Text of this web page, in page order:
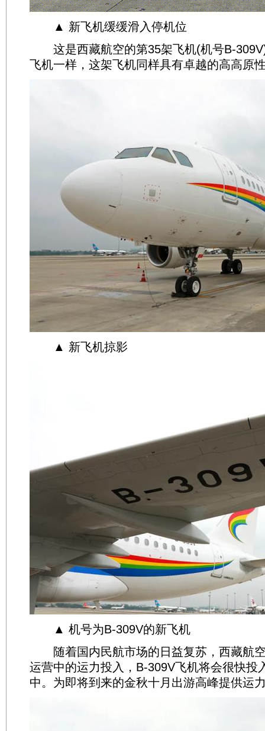
▲ 新飞机缓缓滑入停机位
这是西藏航空的第35架飞机(机号B-
飞机一样，这架飞机同样具有卓越的高高原
▲ 新飞机掠影
▲ 机号为B-309V的新飞机
随着国内民航市场的日益复苏，西藏航
运营中的运力投入，B-309V飞机将会很快投
中。为即将到来的金秋十月出游高峰提供运